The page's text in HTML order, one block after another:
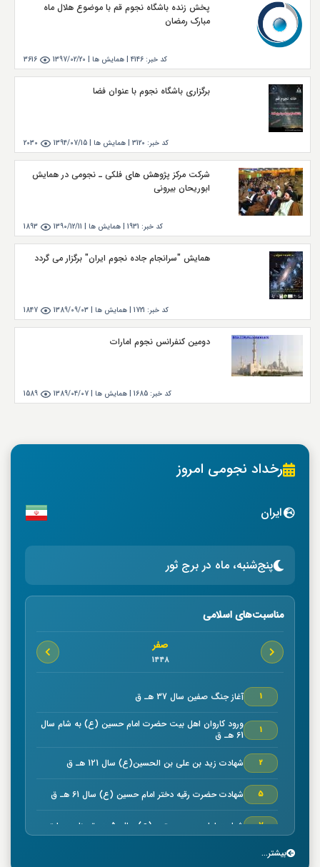
پخش زنده باشگاه نجوم قم با موضوع هلال ماه
مبارک رمضان
کد خبر: 4146
|همايش ها | 1397/02/20
3616
برگزاری باشگاه نجوم با عنوان فضا
کد خبر: 3120
|همايش ها |1394/07/15
2030
شرکت مرکز پژوهش های فلکی ـ نجومی در همایش
ابوریحان بیرونی
کد خبر: 1931
|همايش ها | 1390/12/11
1893
همایش "سرانجام جاده نجوم ایران" برگزار می گردد
کد خبر: 1721
|همايش ها |1389/09/03
1847
دومين كنفرانس نجوم امارات
کد خبر: 1685
|همايش ها |1389/04/07
1589
رخداد نجومی امروز
ایران
پنج‌شنبه، ماه در برج ثور
مناسبت‌های اسلامی
صفر
1448
1 آغاز جنگ صفين سال 37 هـ ق
1
ورود كاروان اهل بيت حضرت امام حسين (ع) به شام سال
61 هـ ق
2 شهادت زيد بن علي بن الحسين(ع) سال 121 هـ ق
5 شهادت حضرت رقیه دختر امام حسین (ع) سال 61 هـ ق
7 شهادت امام حسن مجتبي (ع) سال50 هـ ق بنا به روایتی
7بیشتر...